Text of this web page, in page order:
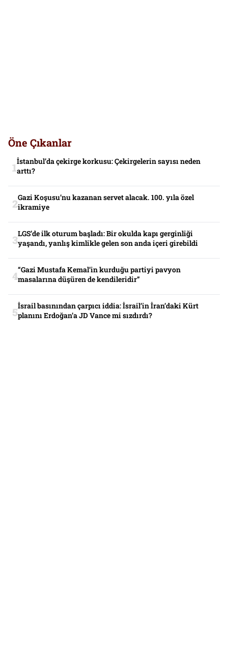
Öne Çıkanlar
İstanbul’da çekirge korkusu: Çekirgelerin sayısı neden
arttı?
Gazi Koşusu’nu kazanan servet alacak. 100. yıla özel
ikramiye
LGS’de ilk oturum başladı: Bir okulda kapı gerginliği
yaşandı, yanlış kimlikle gelen son anda içeri girebildi
“Gazi Mustafa Kemal’in kurduğu partiyi pavyon
masalarına düşüren de kendileridir”
İsrail basınından çarpıcı iddia: İsrail’in İran’daki Kürt
planını Erdoğan’a JD Vance mi sızdırdı?